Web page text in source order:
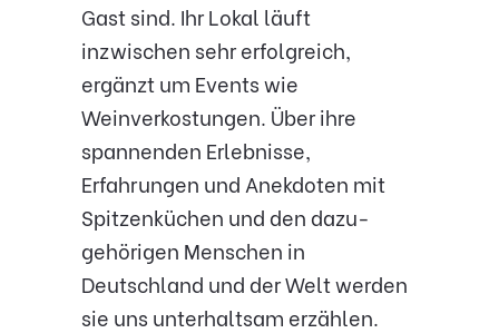
Gast sind. Ihr Lokal läuft
inzwischen sehr erfolgreich,
ergänzt um Events wie
Weinverkostungen. Über ihre
spannenden Erlebnisse,
Erfahrungen und Anekdoten mit
Spitzenküchen und den dazu-
gehörigen Menschen in
Deutschland und der Welt werden
sie uns unterhaltsam erzählen.